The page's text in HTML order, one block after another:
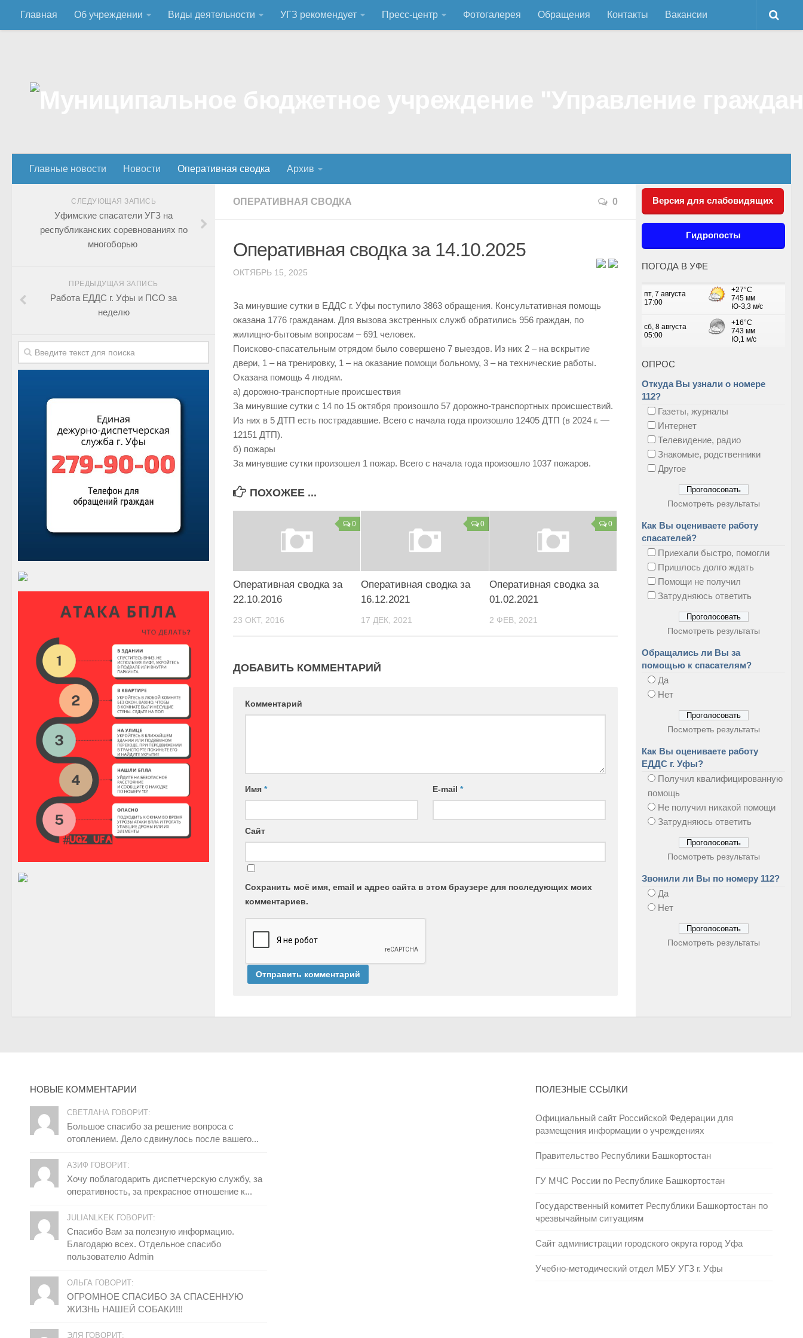
Главная Об учреждении Виды деятельности УГЗ рекомендует Пресс-центр Фотогалерея Обращения Контакты Вакансии
Главные новости Новости Оперативная сводка Архив
ОПЕРАТИВНАЯ СВОДКА 0
Оперативная сводка за 14.10.2025
ОКТЯБРЬ 15, 2025
За минувшие сутки в ЕДДС г. Уфы поступило 3863 обращения. Консультативная помощь
оказана 1776 гражданам. Для вызова экстренных служб обратились 956 граждан, по
жилищно-бытовым вопросам – 691 человек.
Поисково-спасательным отрядом было совершено 7 выездов. Из них 2 – на вскрытие
двери, 1 – на тренировку, 1 – на оказание помощи больному, 3 – на технические работы.
Оказана помощь 4 людям.
а) дорожно-транспортные происшествия
За минувшие сутки с 14 по 15 октября произошло 57 дорожно-транспортных происшествий.
Из них в 5 ДТП есть пострадавшие. Всего с начала года произошло 12405 ДТП (в 2024 г. —
12151 ДТП).
б) пожары
За минувшие сутки произошел 1 пожар. Всего с начала года произошло 1037 пожаров.
ПОХОЖЕЕ ...
0
Оперативная сводка за
22.10.2016
23 ОКТ, 2016
0
Оперативная сводка за
16.12.2021
17 ДЕК, 2021
0
Оперативная сводка за
01.02.2021
2 ФЕВ, 2021
ДОБАВИТЬ КОММЕНТАРИЙ
Комментарий
Имя * E-mail*
Сайт
Сохранить моё имя, email и адрес сайта в этом браузере для последующих моих
комментариев.
СЛЕДУЮЩАЯ ЗАПИСЬ
Уфимские спасатели УГЗ на
республиканских соревнованиях по
многоборью
ПРЕДЫДУЩАЯ ЗАПИСЬ
Работа ЕДДС г. Уфы и ПСО за
неделю
Версия для слабовидящих
Гидропосты
ПОГОДА В УФЕ
ОПРОС
Откуда Вы узнали о номере
112?
Газеты, журналы
Интернет
Телевидение, радио
Знакомые, родственники
Другое
Посмотреть результаты
Как Вы оцениваете работу
спасателей?
Приехали быстро, помогли
Пришлось долго ждать
Помощи не получил
Затрудняюсь ответить
Посмотреть результаты
Обращались ли Вы за
помощью к спасателям?
Да
Нет
Посмотреть результаты
Как Вы оцениваете работу
ЕДДС г. Уфы?
Получил квалифицированную
помощь
Не получил никакой помощи
Затрудняюсь ответить
Посмотреть результаты
Звонили ли Вы по номеру 112?
Да
Нет
Посмотреть результаты
НОВЫЕ КОММЕНТАРИИ
СВЕТЛАНА ГОВОРИТ:
Большое спасибо за решение вопроса с
отоплением. Дело сдвинулось после вашего...
АЗИФ ГОВОРИТ:
Хочу поблагодарить диспетчерскую службу, за
оперативность, за прекрасное отношение к...
JULIANLKEK ГОВОРИТ:
Спасибо Вам за полезную информацию.
Благодарю всех. Отдельное спасибо
пользователю Admin
ОЛЬГА ГОВОРИТ:
ОГРОМНОЕ СПАСИБО ЗА СПАСЕННУЮ
ЖИЗНЬ НАШЕЙ СОБАКИ!!!
ЭЛЯ ГОВОРИТ:
ПОЛЕЗНЫЕ ССЫЛКИ
Официальный сайт Российской Федерации для
размещения информации о учреждениях
Правительство Республики Башкортостан
ГУ МЧС России по Республике Башкортостан
Государственный комитет Республики Башкортостан по
чрезвычайным ситуациям
Сайт администрации городского округа город Уфа
Учебно-методический отдел МБУ УГЗ г. Уфы